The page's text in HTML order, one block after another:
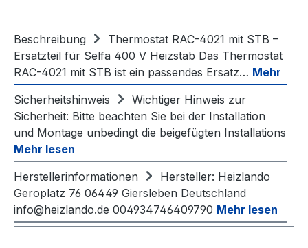
Beschreibung
Thermostat RAC-4021 mit STB –
Ersatzteil für Selfa 400 V Heizstab Das Thermostat
RAC-4021 mit STB ist ein passendes Ersatz… Mehr
Sicherheitshinweis
Wichtiger Hinweis zur
Sicherheit: Bitte beachten Sie bei der Installation
und Montage unbedingt die beigefügten Installations
Mehr lesen
Herstellerinformationen
Hersteller: Heizlando
Geroplatz 76 06449 Giersleben Deutschland
info@heizlando.de 004934746409790 Mehr lesen